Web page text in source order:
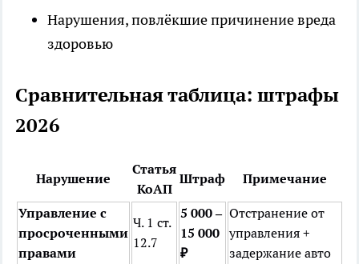
Нарушения, повлёкшие причинение вреда
здоровью
Сравнительная таблица: штрафы
2026
Нарушение
Статья
КоАП
Штраф Примечание
Управление с
просроченными
правами
Ч. 1 ст.
12.7
5 000 –
15 000
₽
Отстранение от
управления +
задержание авто